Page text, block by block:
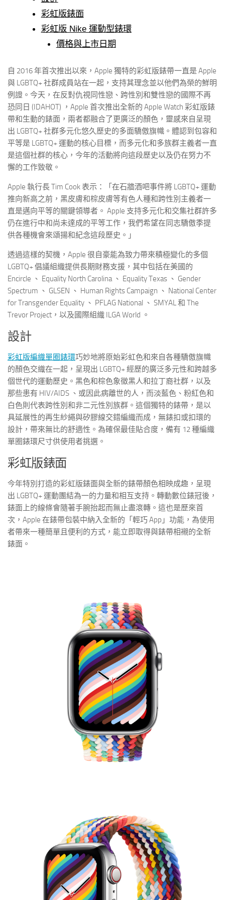
彩虹版錶面
彩虹版 Nike 運動型錶環
價格與上市日期
自 2016 年首次推出以來，Apple 獨特的彩虹版錶帶一直是 Apple
與 LGBTQ+ 社群成員站在一起，支持其理念並以他們為榮的鮮明
例證。今天，在反對仇視同性戀、跨性別和雙性戀的國際不再
恐同日 (IDAHOT) ，Apple 首次推出全新的 Apple Watch 彩虹版錶
帶和生動的錶面，兩者都融合了更廣泛的顏色，靈感來自呈現
出 LGBTQ+ 社群多元化悠久歷史的多面驕傲旗幟。體認到包容和
平等是 LGBTQ+ 運動的核心目標，而多元化和多族群主義者一直
是這個社群的核心，今年的活動將向這段歷史以及仍在努力不
懈的工作致敬。
Apple 執行長 Tim Cook 表示：「在石牆酒吧事件將 LGBTQ+ 運動
推向新高之前，黑皮膚和棕皮膚等有色人種和跨性別主義者一
直是邁向平等的關鍵領導者。 Apple 支持多元化和交集社群許多
仍在進行中和尚未達成的平等工作，我們希望在同志驕傲季提
供各種機會來頌揚和紀念這段歷史。」
透過這樣的契機，Apple 很自豪能為致力帶來積極變化的多個
LGBTQ+ 倡議組織提供長期財務支援，其中包括在美國的
Encircle 、 Equality North Carolina 、 Equality Texas 、 Gender
Spectrum 、 GLSEN 、 Human Rights Campaign 、 National Center
for Transgender Equality 、 PFLAG National 、 SMYAL 和 The
Trevor Project，以及國際組織 ILGA World 。
設計
彩虹版編織單圈錶環巧妙地將原始彩虹色和來自各種驕傲旗幟
的顏色交織在一起，呈現出 LGBTQ+ 經歷的廣泛多元性和跨越多
個世代的運動歷史。黑色和棕色象徵黑人和拉丁裔社群，以及
那些患有 HIV/AIDS 、或因此病離世的人，而淡藍色、粉紅色和
白色則代表跨性別和非二元性別族群。這個獨特的錶帶，是以
具延展性的再生紗繩與矽膠線交錯編織而成，無錶扣或扣環的
設計，帶來無比的舒適性。為確保最佳貼合度，備有 12 種編織
單圈錶環尺寸供使用者挑選。
彩虹版錶面
今年特別打造的彩虹版錶面與全新的錶帶顏色相映成趣，呈現
出 LGBTQ+ 運動團結為一的力量和相互支持。轉動數位錶冠後，
錶面上的線條會隨著手腕抬起而無止盡滾轉。這也是歷來首
次，Apple 在錶帶包裝中納入全新的「輕巧 App」功能，為使用
者帶來一種簡單且便利的方式，能立即取得與錶帶相襯的全新
錶面。